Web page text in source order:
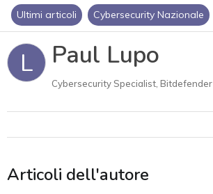
Ultimi articoli Cybersecurity Nazionale
L Paul Lupo
Cybersecurity Specialist, Bitdefender
Articoli dell'autore